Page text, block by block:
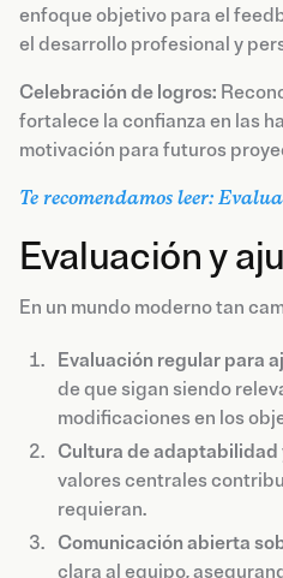
enfoque objetivo para el
el desarrollo profesional y
Celebración de logros:
fortalece la confianza en las
motivación para futuros
Te recomendamos leer:
Evaluación y
En un mundo moderno tan
Evaluación regular para
de que sigan siendo
modificaciones en los
Cultura de adaptabilidad
valores centrales
requieran.
Comunicación abierta
clara al equipo,